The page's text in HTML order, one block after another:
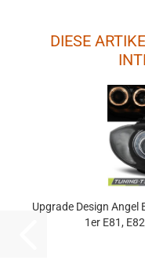
DIESE
Upgrade Design Angel
1er E81,